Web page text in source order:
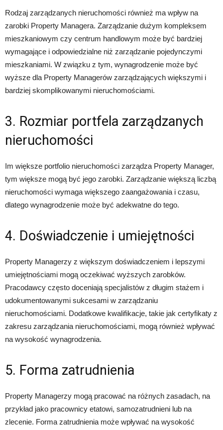
Rodzaj zarządzanych nieruchomości również ma wpływ na
zarobki Property Managera. Zarządzanie dużym kompleksem
mieszkaniowym czy centrum handlowym może być bardziej
wymagające i odpowiedzialne niż zarządzanie pojedynczymi
mieszkaniami. W związku z tym, wynagrodzenie może być
wyższe dla Property Managerów zarządzających większymi i
bardziej skomplikowanymi nieruchomościami.
3. Rozmiar portfela zarządzanych
nieruchomości
Im większe portfolio nieruchomości zarządza Property Manager,
tym większe mogą być jego zarobki. Zarządzanie większą liczbą
nieruchomości wymaga większego zaangażowania i czasu,
dlatego wynagrodzenie może być adekwatne do tego.
4. Doświadczenie i umiejętności
Property Managerzy z większym doświadczeniem i lepszymi
umiejętnościami mogą oczekiwać wyższych zarobków.
Pracodawcy często doceniają specjalistów z długim stażem i
udokumentowanymi sukcesami w zarządzaniu
nieruchomościami. Dodatkowe kwalifikacje, takie jak certyfikaty z
zakresu zarządzania nieruchomościami, mogą również wpływać
na wysokość wynagrodzenia.
5. Forma zatrudnienia
Property Managerzy mogą pracować na różnych zasadach, na
przykład jako pracownicy etatowi, samozatrudnieni lub na
zlecenie. Forma zatrudnienia może wpływać na wysokość